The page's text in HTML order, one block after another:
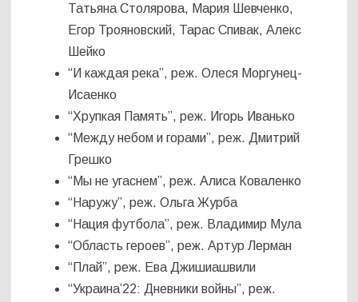
Татьяна Столярова, Мария Шевченко,
Егор Трояновский, Тарас Спивак, Алекс
Шейко
“И каждая река”, реж. Олеся Моргунец-
Исаенко
“Хрупкая Память”, реж. Игорь Иванько
“Между небом и горами”, реж. Дмитрий
Грешко
“Мы не угаснем”, реж. Алиса Коваленко
“Наружу”, реж. Ольга Журба
“Нация футбола”, реж. Владимир Мула
“Область героев”, реж. Артур Лерман
“Плай”, реж. Ева Джишиашвили
“Украина’22: Дневники войны”, реж.